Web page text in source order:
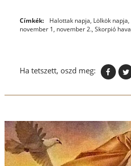
Címkék: Halottak napja, Lölkök napja,
november 1, november 2., Skorpió hava
Ha tetszett, oszd meg: